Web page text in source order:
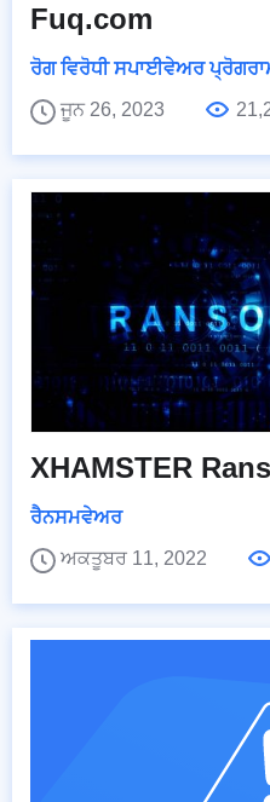
Fuq.com
ਰੋਗ ਵਿਰੋਧੀ ਸਪਾਈਵੇਅਰ
ਜੂਨ 26, 2023
XHAMSTER
ਰੈਨਸਮਵੇਅਰ
ਅਕਤੂਬਰ 11, 2022